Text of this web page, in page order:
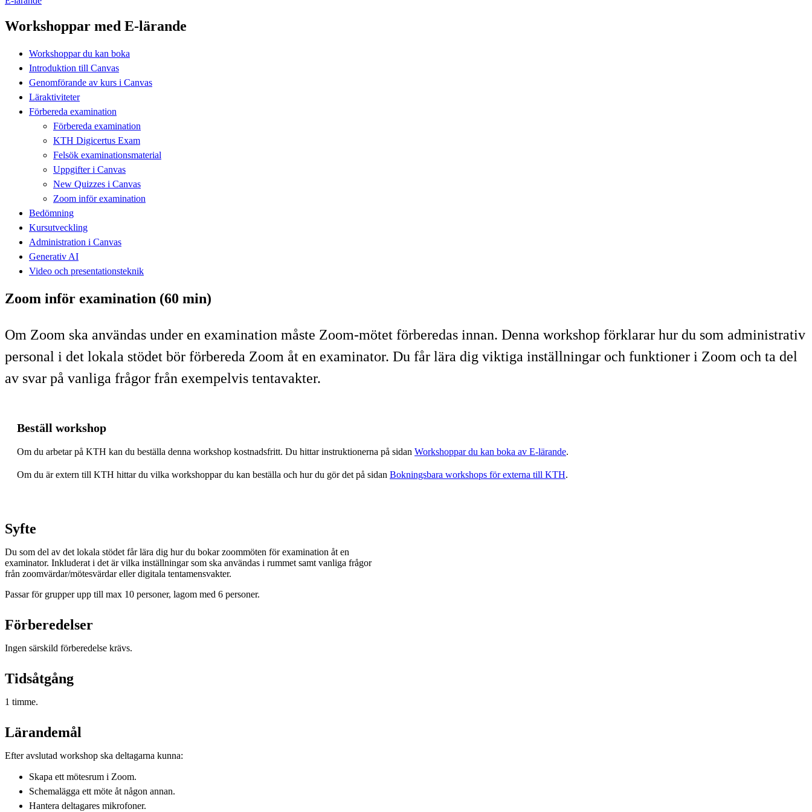
Workshoppar med E-lärande
Workshoppar du kan boka
Introduktion till Canvas
Genomförande av kurs i Canvas
Läraktiviteter
Förbereda examination
Förbereda examination
KTH Digicertus Exam
Felsök examinationsmaterial
Uppgifter i Canvas
New Quizzes i Canvas
Zoom inför examination
Bedömning
Kursutveckling
Administration i Canvas
Generativ AI
Video och presentationsteknik
Zoom inför examination (60 min)
Om Zoom ska användas under en examination måste Zoom-mötet förberedas innan. Denna workshop förklarar hur du som administrativ
personal i det lokala stödet bör förbereda Zoom åt en examinator. Du får lära dig viktiga inställningar och funktioner i Zoom och ta del
av svar på vanliga frågor från exempelvis tentavakter.
Beställ workshop
Om du arbetar på KTH kan du beställa denna workshop kostnadsfritt. Du hittar instruktionerna på sidan Workshoppar du kan boka av E-lärande.
Om du är extern till KTH hittar du vilka workshoppar du kan beställa och hur du gör det på sidan Bokningsbara workshops för externa till KTH.
Syfte
Du som del av det lokala stödet får lära dig hur du bokar zoommöten för examination åt en
examinator. Inkluderat i det är vilka inställningar som ska användas i rummet samt vanliga frågor
från zoomvärdar/mötesvärdar eller digitala tentamensvakter.
Passar för grupper upp till max 10 personer, lagom med 6 personer.
Förberedelser
Ingen särskild förberedelse krävs.
Tidsåtgång
1 timme.
Lärandemål
Efter avslutad workshop ska deltagarna kunna:
Skapa ett mötesrum i Zoom.
Schemalägga ett möte åt någon annan.
Hantera deltagares mikrofoner.